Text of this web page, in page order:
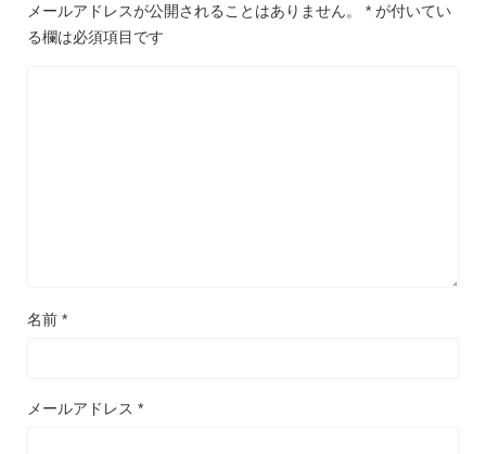
メールアドレスが公開されることはありません。 * が付いてい
る欄は必須項目です
名前 *
メールアドレス *